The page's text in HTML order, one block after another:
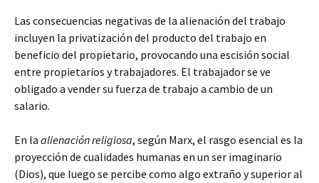
Las consecuencias negativas de la alienación del trabajo
incluyen la privatización del producto del trabajo en
beneficio del propietario, provocando una escisión social
entre propietarios y trabajadores. El trabajador se ve
obligado a vender su fuerza de trabajo a cambio de un
salario.
En la alienación religiosa, según Marx, el rasgo esencial es la
proyección de cualidades humanas en un ser imaginario
(Dios), que luego se percibe como algo extraño y superior al